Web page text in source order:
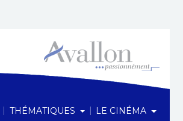
| THÉMATIQUES | LE CINÉMA
1 Rue du Maréchal Foch, 89200 Avallon